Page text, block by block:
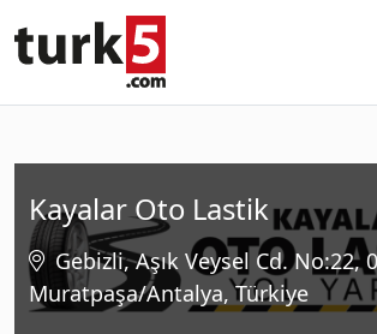
Kayalar Oto Lastik
Gebizli, Aşık Veysel Cd. No:22,
Muratpaşa/Antalya, Türkiye